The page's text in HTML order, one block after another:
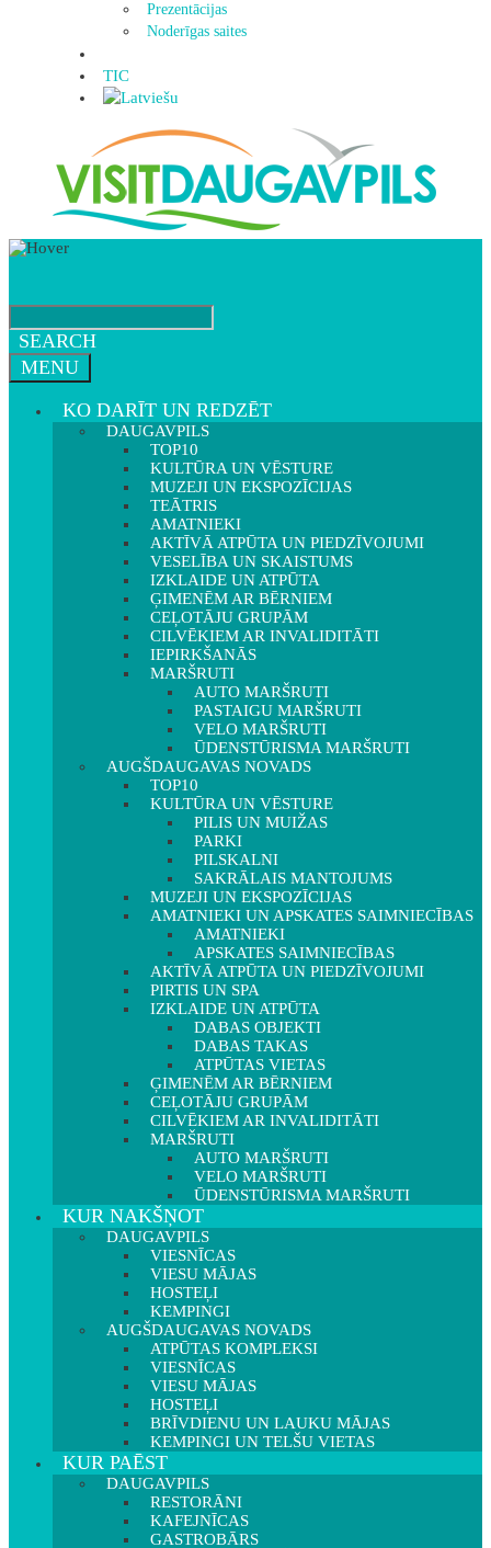
Prezentācijas
Noderīgas saites
TIC
SEARCH
MENU
KO DARĪT UN REDZĒT
DAUGAVPILS
TOP10
KULTŪRA UN VĒSTURE
MUZEJI UN EKSPOZĪCIJAS
TEĀTRIS
AMATNIEKI
AKTĪVĀ ATPŪTA UN PIEDZĪVOJUMI
VESELĪBA UN SKAISTUMS
IZKLAIDE UN ATPŪTA
ĢIMENĒM AR BĒRNIEM
CEĻOTĀJU GRUPĀM
CILVĒKIEM AR INVALIDITĀTI
IEPIRKŠANĀS
MARŠRUTI
AUTO MARŠRUTI
PASTAIGU MARŠRUTI
VELO MARŠRUTI
ŪDENSTŪRISMA MARŠRUTI
AUGŠDAUGAVAS NOVADS
TOP10
KULTŪRA UN VĒSTURE
PILIS UN MUIŽAS
PARKI
PILSKALNI
SAKRĀLAIS MANTOJUMS
MUZEJI UN EKSPOZĪCIJAS
AMATNIEKI UN APSKATES SAIMNIECĪBAS
AMATNIEKI
APSKATES SAIMNIECĪBAS
AKTĪVĀ ATPŪTA UN PIEDZĪVOJUMI
PIRTIS UN SPA
IZKLAIDE UN ATPŪTA
DABAS OBJEKTI
DABAS TAKAS
ATPŪTAS VIETAS
ĢIMENĒM AR BĒRNIEM
CEĻOTĀJU GRUPĀM
CILVĒKIEM AR INVALIDITĀTI
MARŠRUTI
AUTO MARŠRUTI
VELO MARŠRUTI
ŪDENSTŪRISMA MARŠRUTI
KUR NAKŠŅOT
DAUGAVPILS
VIESNĪCAS
VIESU MĀJAS
HOSTEĻI
KEMPINGI
AUGŠDAUGAVAS NOVADS
ATPŪTAS KOMPLEKSI
VIESNĪCAS
VIESU MĀJAS
HOSTEĻI
BRĪVDIENU UN LAUKU MĀJAS
KEMPINGI UN TELŠU VIETAS
KUR PAĒST
DAUGAVPILS
RESTORĀNI
KAFEJNĪCAS
GASTROBĀRS